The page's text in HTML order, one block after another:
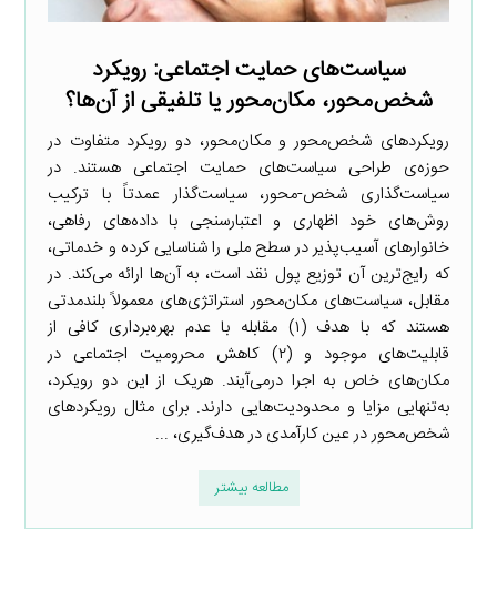
سیاست‌های حمایت اجتماعی: رویکرد
شخص‌محور، مکان‌محور یا تلفیقی از آن‌ها؟
رویکردهای شخص‌محور و مکان‌محور، دو رویکرد متفاوت در
حوزه‌ی طراحی سیاست‌های حمایت اجتماعی هستند. در
سیاست‌گذاری شخص-محور، سیاست‌گذار عمدتاً با ترکیب
روش‌های خود اظهاری و اعتبارسنجی با داده‌های رفاهی،
خانوارهای آسیب‌پذیر در سطح ملی را شناسایی کرده و خدماتی،
که رایج‌ترین آن توزیع پول نقد است، به آن‌ها ارائه می‌کند. در
مقابل، سیاست‌های مکان‌محور استراتژی‌های معمولاً بلندمدتی
هستند که با هدف (۱) مقابله با عدم بهره‌برداری کافی از
قابلیت‌های موجود و (۲) کاهش محرومیت اجتماعی در
مکان‌های خاص به اجرا درمی‌آیند. هریک از این دو رویکرد،
به‌تنهایی مزایا و محدودیت‌هایی دارند. برای مثال رویکردهای
شخص‌محور در عین کارآمدی در هدف‌گیری، ...
مطالعه بیشتر